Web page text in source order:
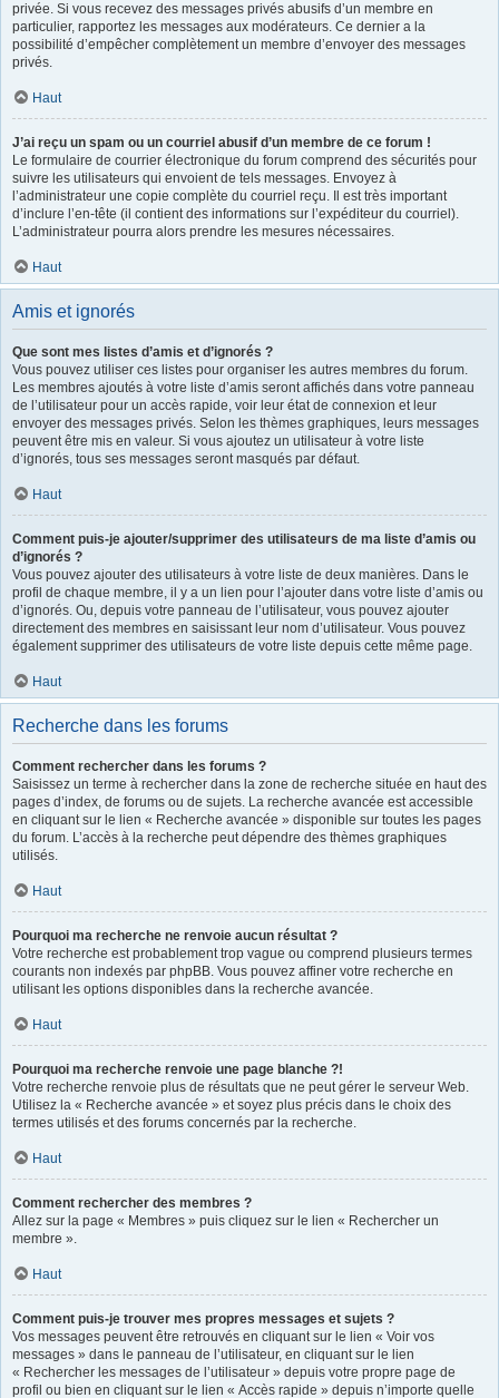
privée. Si vous recevez des messages privés abusifs d’un membre en
particulier, rapportez les messages aux modérateurs. Ce dernier a la
possibilité d’empêcher complètement un membre d’envoyer des messages
privés.
Haut
J’ai reçu un spam ou un courriel abusif d’un membre de ce forum !
Le formulaire de courrier électronique du forum comprend des sécurités pour
suivre les utilisateurs qui envoient de tels messages. Envoyez à
l’administrateur une copie complète du courriel reçu. Il est très important
d’inclure l’en-tête (il contient des informations sur l’expéditeur du courriel).
L’administrateur pourra alors prendre les mesures nécessaires.
Haut
Amis et ignorés
Que sont mes listes d’amis et d’ignorés ?
Vous pouvez utiliser ces listes pour organiser les autres membres du forum.
Les membres ajoutés à votre liste d’amis seront affichés dans votre panneau
de l’utilisateur pour un accès rapide, voir leur état de connexion et leur
envoyer des messages privés. Selon les thèmes graphiques, leurs messages
peuvent être mis en valeur. Si vous ajoutez un utilisateur à votre liste
d’ignorés, tous ses messages seront masqués par défaut.
Haut
Comment puis-je ajouter/supprimer des utilisateurs de ma liste d’amis ou
d’ignorés ?
Vous pouvez ajouter des utilisateurs à votre liste de deux manières. Dans le
profil de chaque membre, il y a un lien pour l’ajouter dans votre liste d’amis ou
d’ignorés. Ou, depuis votre panneau de l’utilisateur, vous pouvez ajouter
directement des membres en saisissant leur nom d’utilisateur. Vous pouvez
également supprimer des utilisateurs de votre liste depuis cette même page.
Haut
Recherche dans les forums
Comment rechercher dans les forums ?
Saisissez un terme à rechercher dans la zone de recherche située en haut des
pages d’index, de forums ou de sujets. La recherche avancée est accessible
en cliquant sur le lien « Recherche avancée » disponible sur toutes les pages
du forum. L’accès à la recherche peut dépendre des thèmes graphiques
utilisés.
Haut
Pourquoi ma recherche ne renvoie aucun résultat ?
Votre recherche est probablement trop vague ou comprend plusieurs termes
courants non indexés par phpBB. Vous pouvez affiner votre recherche en
utilisant les options disponibles dans la recherche avancée.
Haut
Pourquoi ma recherche renvoie une page blanche ?!
Votre recherche renvoie plus de résultats que ne peut gérer le serveur Web.
Utilisez la « Recherche avancée » et soyez plus précis dans le choix des
termes utilisés et des forums concernés par la recherche.
Haut
Comment rechercher des membres ?
Allez sur la page « Membres » puis cliquez sur le lien « Rechercher un
membre ».
Haut
Comment puis-je trouver mes propres messages et sujets ?
Vos messages peuvent être retrouvés en cliquant sur le lien « Voir vos
messages » dans le panneau de l’utilisateur, en cliquant sur le lien
« Rechercher les messages de l’utilisateur » depuis votre propre page de
profil ou bien en cliquant sur le lien « Accès rapide » depuis n’importe quelle